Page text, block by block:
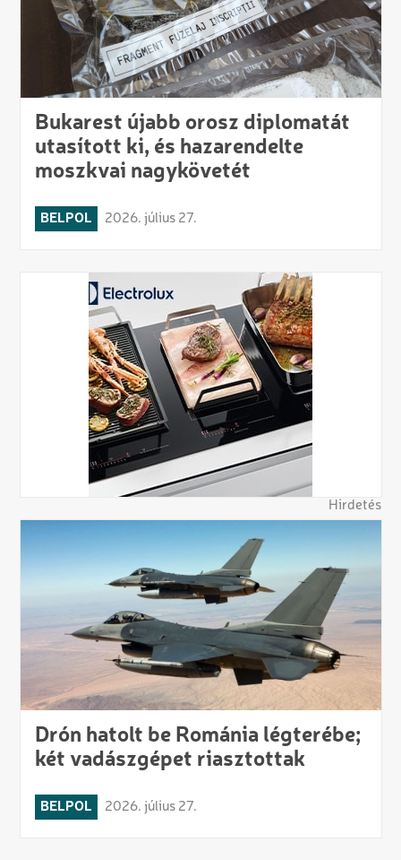
Bukarest újabb orosz diplomatát
utasított ki, és hazarendelte
moszkvai nagykövetét
BELPOL 2026. július 27.
Hirdetés
Drón hatolt be Románia légterébe;
két vadászgépet riasztottak
BELPOL 2026. július 27.